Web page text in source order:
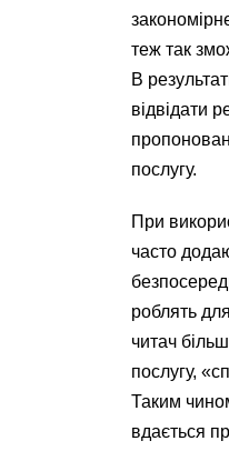
теж так
В
відвідати
послугу.
При
часто
роблять
читач
послугу,
Таким
вдається